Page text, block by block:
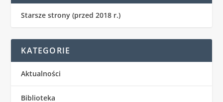
Starsze strony (przed 2018 r.)
KATEGORIE
Aktualności
Biblioteka